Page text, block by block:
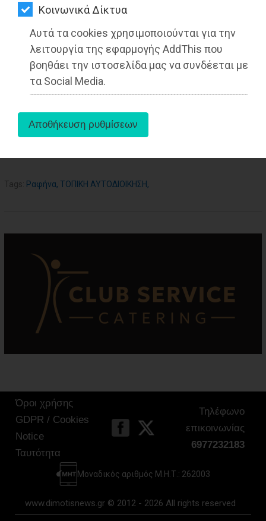
Kοινωνικά Δίκτυα
Αυτά τα cookies χρησιμοποιούνται για την
λειτουργία της εφαρμογής AddThis που
βοηθάει την ιστοσελίδα μας να συνδέεται με
τα Social Media.
ΨΙΘΥΡΟΙ
ΑΠΟΣΤΟΛΗ
ΑΡΘΡΩΝ
Tags: Ραφήνα, ΤΟΠΙΚΗ ΑΥΤΟΔΙΟΙΚΗΣΗ,
Όροι χρήσης
GDPR / Cookies
Notice
Ταυτότητα
Τηλέφωνο
επικοινωνίας
6977232183
Μοναδικός αριθμός Μ.Η.Τ.: 262003
www.dimotisnews.gr © 2012 - 2026 All rights reserved